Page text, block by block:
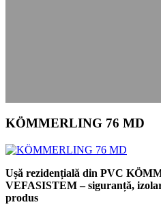
KÖMMERLING 76 MD
Ușă rezidențială din PVC
VEFASISTEM – siguranță,
produs